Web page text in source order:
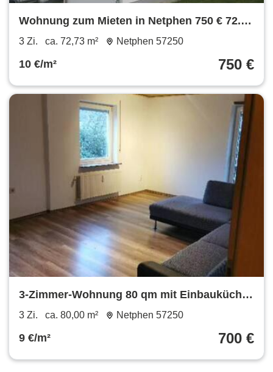
Wohnung zum Mieten in Netphen 750 € 72.73
m²
3 Zi. ca. 72,73 m² Netphen 57250
10 €/m² 750 €
3-Zimmer-Wohnung 80 qm mit Einbauküche
Netphen Salchendorf 57250
3 Zi. ca. 80,00 m² Netphen 57250
9 €/m² 700 €